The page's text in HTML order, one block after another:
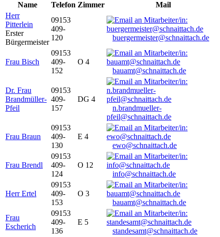
Name
Telefon Zimmer
Mail
Herr
Pitterlein
Erster
Bürgermeister
09153
409-
120
buergermeister@schnaittach.de
Frau Bisch
09153
409-
152
O 4
bauamt@schnaittach.de
Dr. Frau
Brandmüller-
Pfeil
09153
409-
157
DG 4
n.brandmueller-
pfeil@schnaittach.de
Frau Braun
09153
409-
130
E 4
ewo@schnaittach.de
Frau Brendl
09153
409-
124
O 12
info@schnaittach.de
Herr Ertel
09153
409-
153
O 3
bauamt@schnaittach.de
Frau
Escherich
09153
409-
136
E 5
standesamt@schnaittach.de